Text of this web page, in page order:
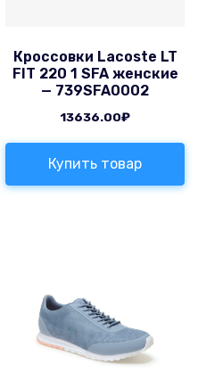
Кроссовки Lacoste LT
FIT 220 1 SFA женские
— 739SFA0002
13636.00₽
Купить товар